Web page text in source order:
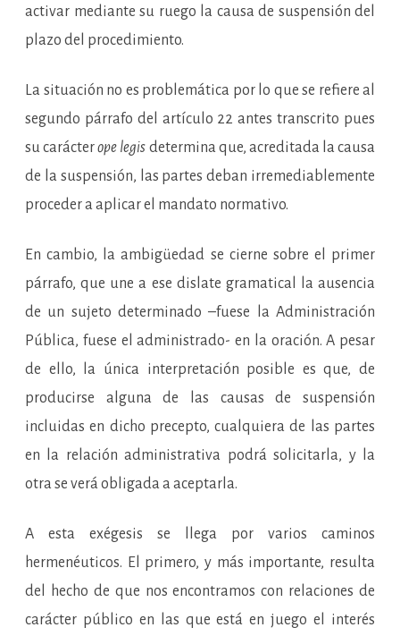
activar mediante su ruego la causa de suspensión del
plazo del procedimiento.
La situación no es problemática por lo que se refiere al
segundo párrafo del artículo 22 antes transcrito pues
su carácterope legis determina que, acreditada la causa
de la suspensión, las partes deban irremediablemente
proceder a aplicar el mandato normativo.
En cambio, la ambigüedad se cierne sobre el primer
párrafo, que une a ese dislate gramatical la ausencia
de un sujeto determinado –fuese la Administración
Pública, fuese el administrado- en la oración. A pesar
de ello, la única interpretación posible es que, de
producirse alguna de las causas de suspensión
incluidas en dicho precepto, cualquiera de las partes
en la relación administrativa podrá solicitarla, y la
otra se verá obligada a aceptarla.
A esta exégesis se llega por varios caminos
hermenéuticos. El primero, y más importante, resulta
del hecho de que nos encontramos con relaciones de
carácter público en las que está en juego el interés